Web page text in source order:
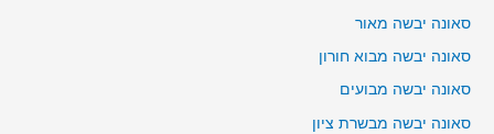
סאונה יבשה מאור
סאונה יבשה מבוא חורון
סאונה יבשה מבועים
סאונה יבשה מבשרת ציון